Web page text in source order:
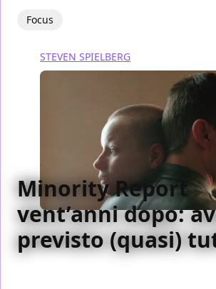
Focus
STEVEN SPIELBERG
Minority Report
vent’anni dopo:
previsto (quasi)